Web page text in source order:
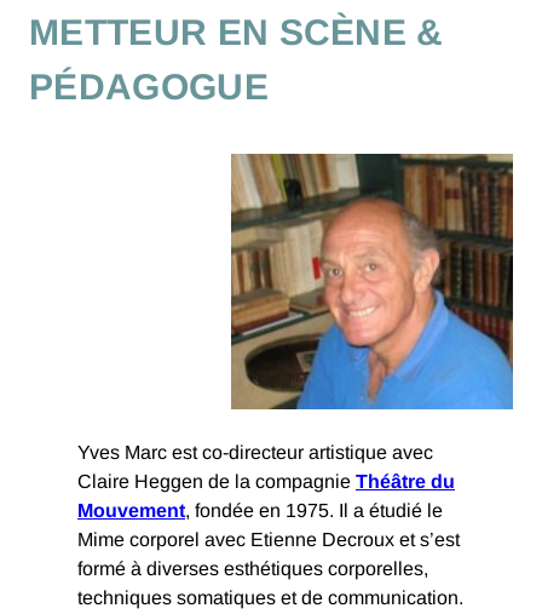
METTEUR EN SCÈNE &
PÉDAGOGUE
Yves Marc est co-directeur artistique avec
Claire Heggen de la compagnie Théâtre du
Mouvement, fondée en 1975. Il a étudié le
Mime corporel avec Etienne Decroux et s’est
formé à diverses esthétiques corporelles,
techniques somatiques et de communication.